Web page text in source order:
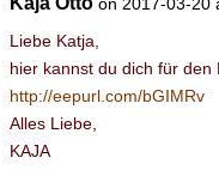
Liebe Katja,
hier kannst du dich für den
http://eepurl.com/bGIMRv
Alles Liebe,
KAJA